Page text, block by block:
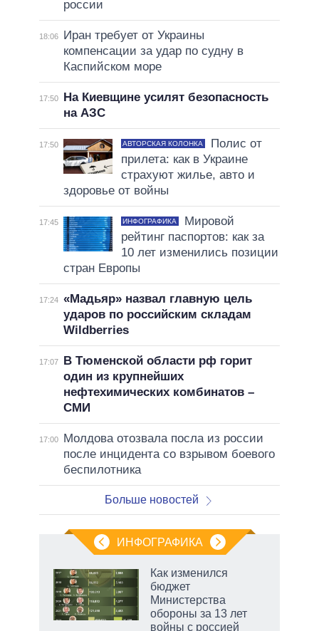
россии
18:06
Иран требует от Украины
компенсации за удар по судну в
Каспийском море
17:50
На Киевщине усилят безопасность
на АЗС
17:50 АВТОРСКАЯ КОЛОНКА
Полис от
прилета: как в Украине
страхуют жилье, авто и
здоровье от войны
17:45 ИНФОГРАФИКА
Мировой
рейтинг паспортов: как за
10 лет изменились позиции
стран Европы
17:24 «Мадьяр» назвал главную цель
ударов по российским складам
Wildberries
17:07
В Тюменской области рф горит
один из крупнейших
нефтехимических комбинатов –
СМИ
17:00
Молдова отозвала посла из россии
после инцидента со взрывом боевого
беспилотника
Больше новостей
ИНФОГРАФИКА
Как изменился
бюджет
Министерства
обороны за 13 лет
войны с россией